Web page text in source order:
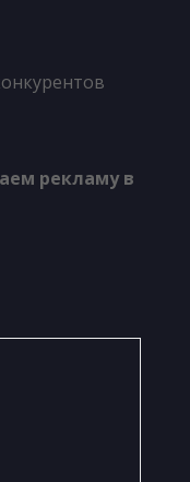
рекламу в